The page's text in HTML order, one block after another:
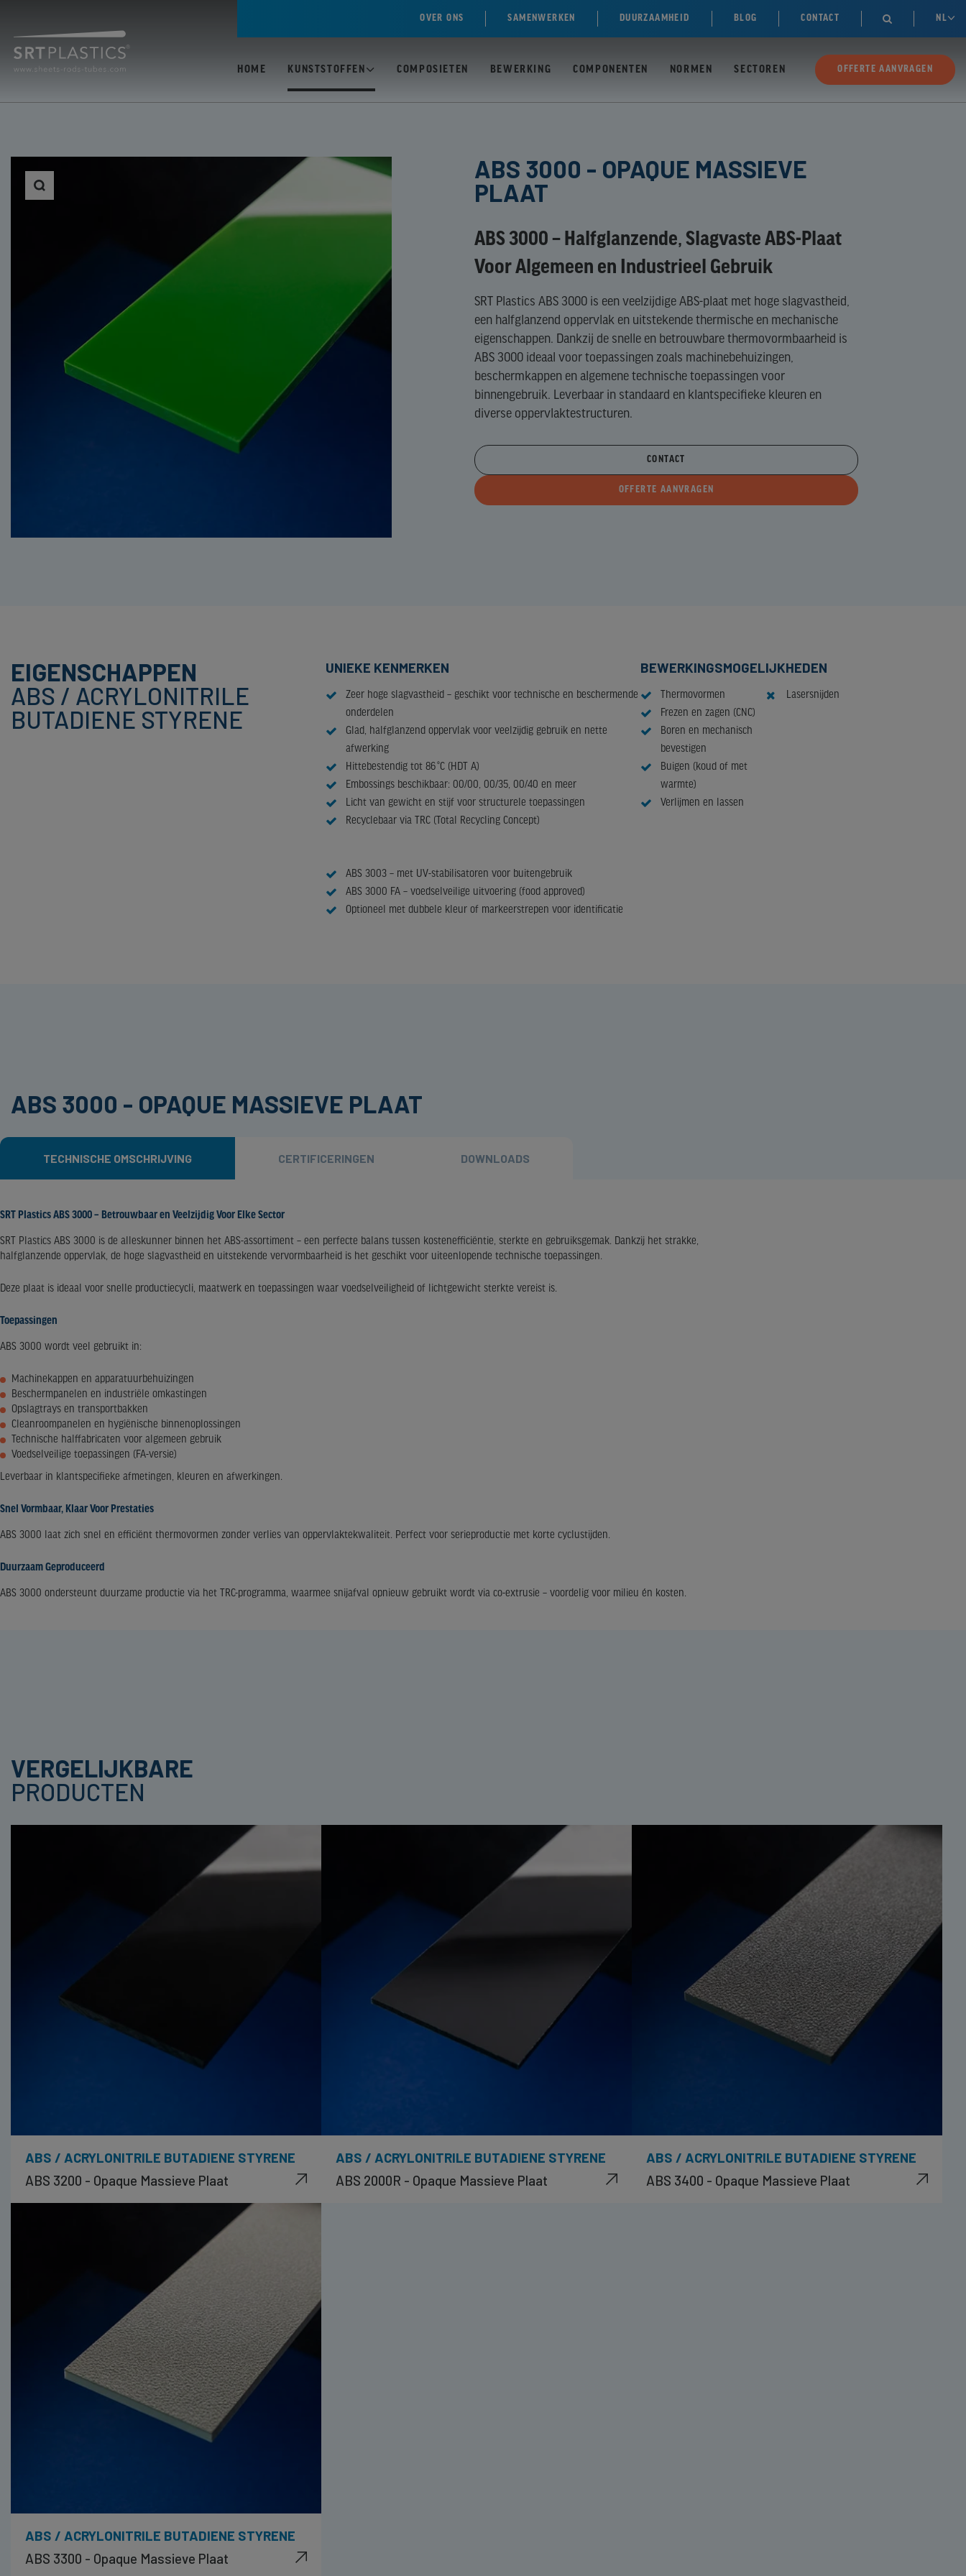
OVER ONS SAMENWERKEN DUURZAAMHEID BLOG CONTACT  NL
HOME KUNSTSTOFFEN
POLYCARBONAAT
MASSIEVE PLAAT
POLYCARBONAAT
PMMA / ACRYLAAT
(POLYMETHYLMETHACRYLAAT)
PP (POLYPROPYLENE)
HPL / VOLKERN (HIGH
PRESSURE LAMINATE)
(POLYETHYLEENTEREFTALAAT)
COMPOSIETEN BEWERKING COMPONENTEN NORMEN SECTOREN OFFERTE AANVRAGEN
ABS 3000 - OPAQUE MASSIEVE
PLAAT
ABS 3000 – Halfglanzende, Slagvaste ABS-Plaat
Voor Algemeen en Industrieel Gebruik
SRT Plastics ABS 3000 is een veelzijdige ABS-plaat met hoge slagvastheid,
een halfglanzend oppervlak en uitstekende thermische en mechanische
eigenschappen. Dankzij de snelle en betrouwbare thermovormbaarheid is
ABS 3000 ideaal voor toepassingen zoals machinebehuizingen,
beschermkappen en algemene technische toepassingen voor
binnengebruik. Leverbaar in standaard en klantspecifieke kleuren en
diverse oppervlaktestructuren.
CONTACT
OFFERTE AANVRAGEN
EIGENSCHAPPEN
ABS / ACRYLONITRILE
BUTADIENE STYRENE
UNIEKE KENMERKEN
Zeer hoge slagvastheid – geschikt voor technische en beschermende
onderdelen
Glad, halfglanzend oppervlak voor veelzijdig gebruik en nette
afwerking
Hittebestendig tot 86 °C (HDT A)
Embossings beschikbaar: 00/00, 00/35, 00/40 en meer
Licht van gewicht en stijf voor structurele toepassingen
Recyclebaar via TRC (Total Recycling Concept)
ABS 3003 – met UV-stabilisatoren voor buitengebruik
ABS 3000 FA – voedselveilige uitvoering (food approved)
Optioneel met dubbele kleur of markeerstrepen voor identificatie
BEWERKINGSMOGELIJKHEDEN
Thermovormen
Frezen en zagen (CNC)
Boren en mechanisch
bevestigen
Buigen (koud of met
warmte)
Verlijmen en lassen
Lasersnijden
ABS 3000 - OPAQUE MASSIEVE PLAAT
TECHNISCHE OMSCHRIJVING CERTIFICERINGEN DOWNLOADS
SRT Plastics ABS 3000 – Betrouwbaar en Veelzijdig Voor Elke Sector
SRT Plastics ABS 3000 is de alleskunner binnen het ABS-assortiment – een perfecte balans tussen kostenefficiëntie, sterkte en gebruiksgemak. Dankzij het strakke,
halfglanzende oppervlak, de hoge slagvastheid en uitstekende vervormbaarheid is het geschikt voor uiteenlopende technische toepassingen.
Deze plaat is ideaal voor snelle productiecycli, maatwerk en toepassingen waar voedselveiligheid of lichtgewicht sterkte vereist is.
Toepassingen
ABS 3000 wordt veel gebruikt in:
Machinekappen en apparatuurbehuizingen
Beschermpanelen en industriële omkastingen
Opslagtrays en transportbakken
Cleanroompanelen en hygiënische binnenoplossingen
Technische halffabricaten voor algemeen gebruik
Voedselveilige toepassingen (FA-versie)
Leverbaar in klantspecifieke afmetingen, kleuren en afwerkingen.
Snel Vormbaar, Klaar Voor Prestaties
ABS 3000 laat zich snel en efficiënt thermovormen zonder verlies van oppervlaktekwaliteit. Perfect voor serieproductie met korte cyclustijden.
Duurzaam Geproduceerd
ABS 3000 ondersteunt duurzame productie via het TRC-programma, waarmee snijafval opnieuw gebruikt wordt via co-extrusie – voordelig voor milieu én kosten.
VERGELIJKBARE
PRODUCTEN
ABS / ACRYLONITRILE BUTADIENE STYRENE
ABS 3200 - Opaque Massieve Plaat
ABS / ACRYLONITRILE BUTADIENE STYRENE
ABS 2000R - Opaque Massieve Plaat
ABS / ACRYLONITRILE BUTADIENE STYRENE
ABS 3400 - Opaque Massieve Plaat
ABS / ACRYLONITRILE BUTADIENE STYRENE
ABS 3300 - Opaque Massieve Plaat